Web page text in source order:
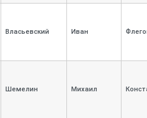
Власьевский Иван
Шемелин Михаил